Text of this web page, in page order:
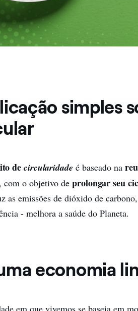
simples
de circularidade é baseado na
com o objetivo deprolongar seu
as emissões de dióxido de
- melhora a saúde do Planeta.
economia
em que vivemos se baseia em